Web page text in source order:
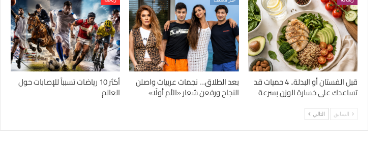
قبل الفستان أو البدلة.. 4 حميات قد
تساعدك على خسارة الوزن بسرعة
بعد الطلاق… نجمات عربيات واصلن
النجاح ورفعن شعار «الأم أولًا»
أكثر 10 رياضات تسبباً للإصابات حول
العالم
السابق التالي